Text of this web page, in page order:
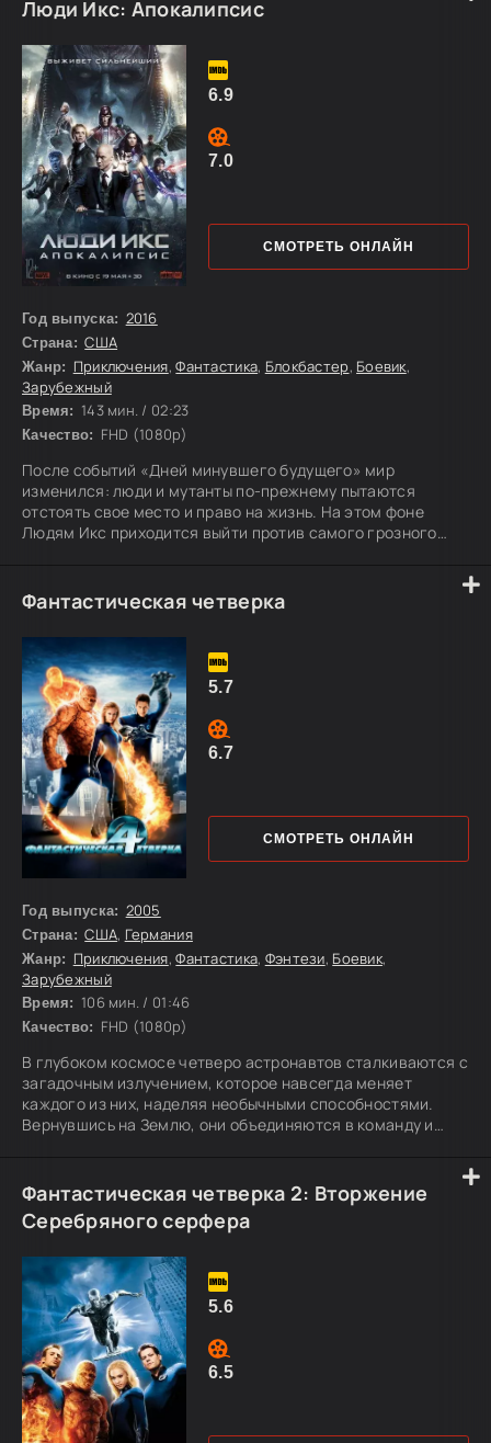
Люди Икс: Апокалипсис
Год выпуска: 2016
Страна: США
Жанр: Приключения,Фантастика, Блокбастер, Боевик,
Зарубежный
Время: 143 мин. / 02:23
Качество: FHD (1080p)
После событий «Дней минувшего будущего» мир
изменился: люди и мутанты по-прежнему пытаются
отстоять свое место и право на жизнь. На этом фоне
Людям Икс приходится выйти против самого грозного
только будущее мутантов, но и судьба всего
человечества. Чтобы найти шанс на победу над почти
неуязвимым и бессмертным противником, Людям Икс
придется глубже понять истоки собственного рода. Но с
СМОТРЕТЬ ОНЛАЙН
6.9
7.0
Фантастическая четверка
Год выпуска: 2005
Страна: США, Германия
Жанр: Приключения,Фантастика, Фэнтези, Боевик,
Зарубежный
Время: 106 мин. / 01:46
Качество: FHD (1080p)
В глубоком космосе четверо астронавтов сталкиваются с
загадочным излучением, которое навсегда меняет
каждого из них, наделяя необычными способностями.
Вернувшись на Землю, они объединяются в команду и
СМОТРЕТЬ ОНЛАЙН
5.7
6.7
Фантастическая четверка 2: Вторжение
Серебряного серфера
5.6
6.5